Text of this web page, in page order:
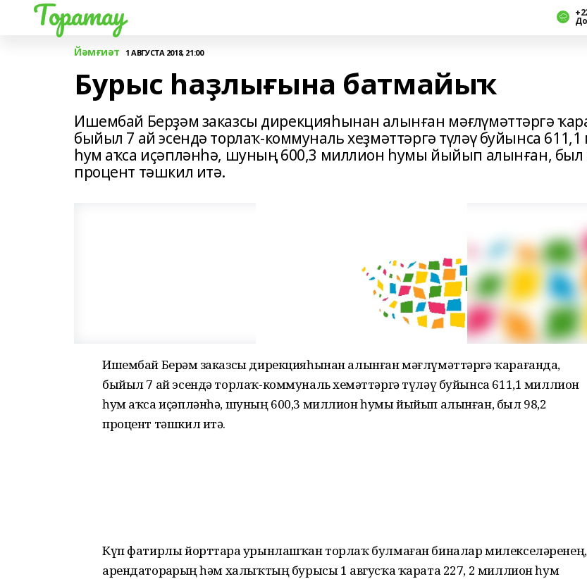
Торатау
Йәмғиәт 1 АВГУСТА 2018, 21:00
Бурыс һаҙлығына батмайыҡ
Ишембай Берҙәм заказсы дирекцияһынан алынған мәғлүмәттәргә
быйыл 7 ай эсендә торлаҡ-коммуналь хеҙмәттәргә түләү буйынса
һум аҡса иҫәпләнһә, шуның 600,3 миллион һумы йыйып алынған, был
процент тәшкил итә.
Ишембай Берҙәм заказсы дирекцияһынан алынған мәғлүмәттәргә ҡарағанда,
быйыл 7 ай эсендә торлаҡ-коммуналь хеҙмәттәргә түләү буйынса 611,1 миллион
һум аҡса иҫәпләнһә, шуның 600,3 миллион һумы йыйып алынған, был 98,2
процент тәшкил итә.
Күп фатирлы йорттарҙа урынлашҡан торлаҡ булмаған биналар милекселәренең,
арендаторҙарҙың һәм халыҡтың бурысы 1 авгусҡа ҡарата 227, 2 миллион һум